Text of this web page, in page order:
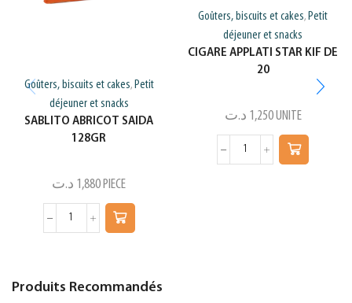
Goûters, biscuits et cakes, Petit
déjeuner et snacks
SABLITO ABRICOT SAIDA
128GR
1,880 د.ت PIECE
Goûters, biscuits et cakes, Petit
déjeuner et snacks
CIGARE APPLATI STAR KIF DE
20
1,250 د.ت UNITE
Produits Recommandés